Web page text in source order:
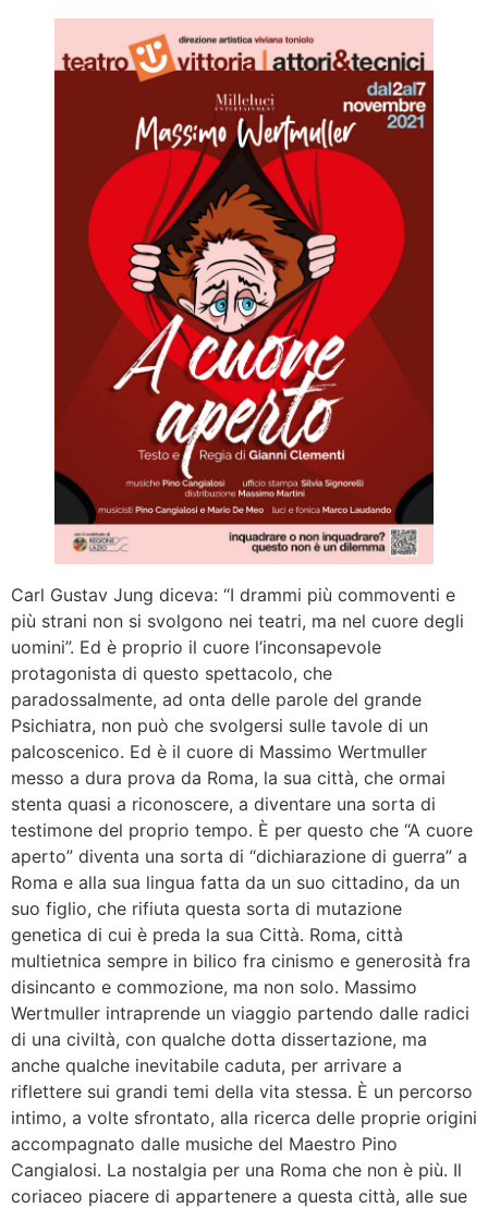
Carl Gustav Jung diceva: “I drammi più commoventi e
più strani non si svolgono nei teatri, ma nel cuore degli
uomini”. Ed è proprio il cuore l’inconsapevole
protagonista di questo spettacolo, che
paradossalmente, ad onta delle parole del grande
Psichiatra, non può che svolgersi sulle tavole di un
palcoscenico. Ed è il cuore di Massimo Wertmuller
messo a dura prova da Roma, la sua città, che ormai
stenta quasi a riconoscere, a diventare una sorta di
testimone del proprio tempo. È per questo che “A cuore
aperto” diventa una sorta di “dichiarazione di guerra” a
Roma e alla sua lingua fatta da un suo cittadino, da un
suo figlio, che rifiuta questa sorta di mutazione
genetica di cui è preda la sua Città. Roma, città
multietnica sempre in bilico fra cinismo e generosità fra
disincanto e commozione, ma non solo. Massimo
Wertmuller intraprende un viaggio partendo dalle radici
di una civiltà, con qualche dotta dissertazione, ma
anche qualche inevitabile caduta, per arrivare a
riflettere sui grandi temi della vita stessa. È un percorso
intimo, a volte sfrontato, alla ricerca delle proprie origini
accompagnato dalle musiche del Maestro Pino
Cangialosi. La nostalgia per una Roma che non è più. Il
coriaceo piacere di appartenere a questa città, alle sue